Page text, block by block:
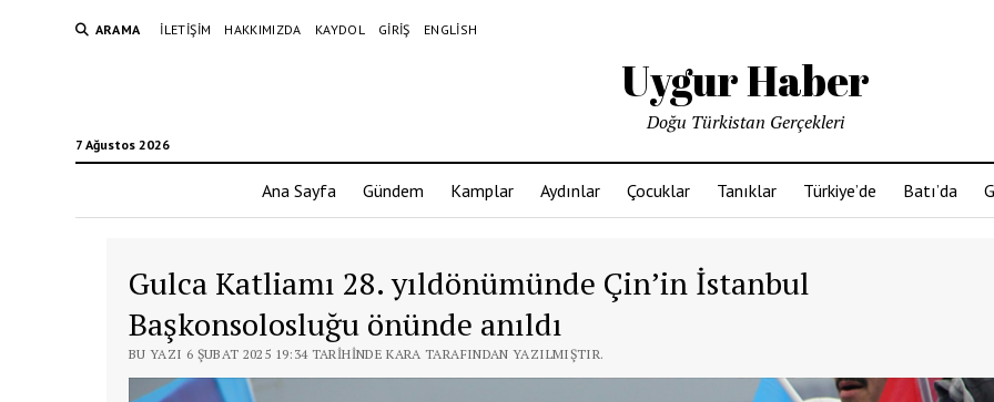
ARAMA İLETIŞIM HAKKIMIZDA KAYDOL GIRIŞ ENGLISH
Uygur Haber
7 Ağustos 2026
Doğu Türkistan Gerçekleri
Ana Sayfa Gündem Kamplar Aydınlar Çocuklar Tanıklar Türkiye’de Batı’da
Gulca Katliamı 28. yıldönümünde Çin’in İstanbul
Başkonsolosluğu önünde anıldı
BU YAZI 6 ŞUBAT 2025 19:34 TARIHINDE KARA TARAFINDAN YAZILMIŞTIR.